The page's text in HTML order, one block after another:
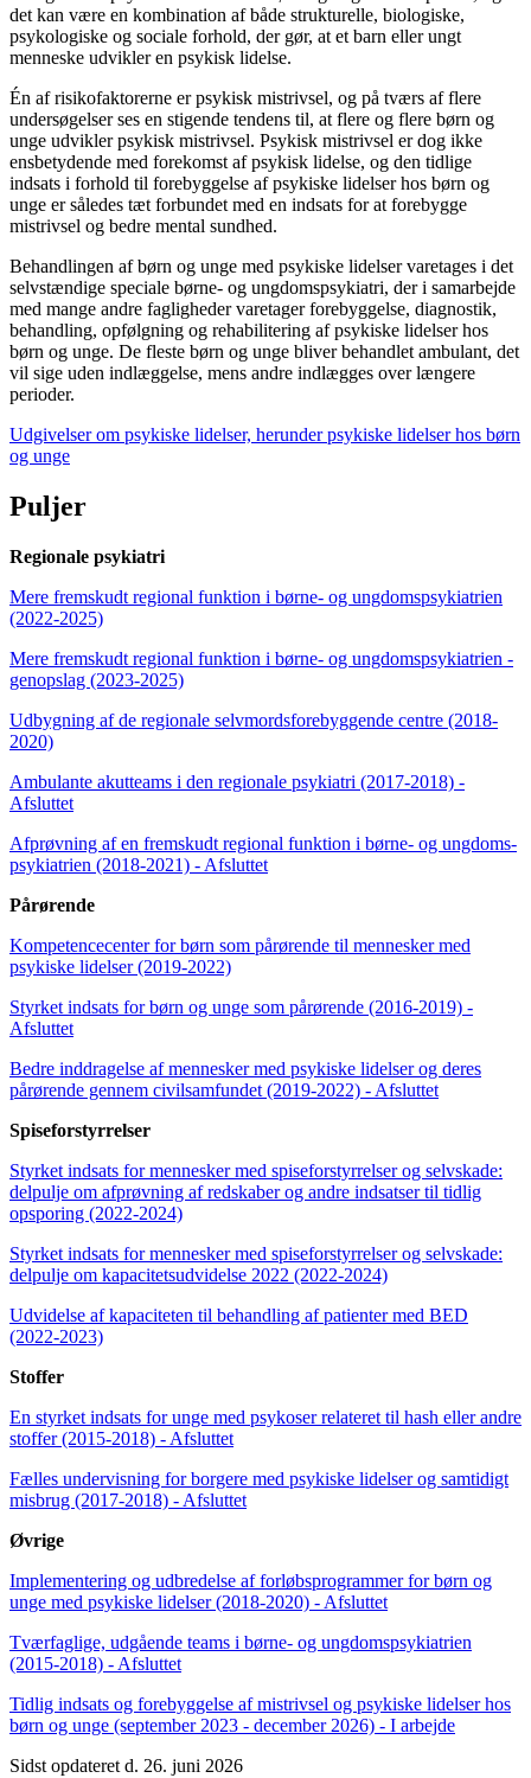
det kan være en kombination af både strukturelle, biologiske,
psykologiske og sociale forhold, der gør, at et barn eller ungt
menneske udvikler en psykisk lidelse.
Én af risikofaktorerne er psykisk mistrivsel, og på tværs af flere
undersøgelser ses en stigende tendens til, at flere og flere børn og
unge udvikler psykisk mistrivsel. Psykisk mistrivsel er dog ikke
ensbetydende med forekomst af psykisk lidelse, og den tidlige
indsats i forhold til forebyggelse af psykiske lidelser hos børn og
unge er således tæt forbundet med en indsats for at forebygge
mistrivsel og bedre mental sundhed.
Behandlingen af børn og unge med psykiske lidelser varetages i det
selvstændige speciale børne- og ungdomspsykiatri, der i samarbejde
med mange andre fagligheder varetager forebyggelse, diagnostik,
behandling, opfølgning og rehabilitering af psykiske lidelser hos
børn og unge. De fleste børn og unge bliver behandlet ambulant, det
vil sige uden indlæggelse, mens andre indlægges over længere
perioder.
Udgivelser om psykiske lidelser, herunder psykiske lidelser hos børn
og unge
Puljer
Regionale psykiatri
Mere fremskudt regional funktion i børne- og ungdoms­psykiatrien
(2022-2025)
Mere fremskudt regional funktion i børne- og ungdoms­psykiatrien -
genopslag (2023-2025)
Udbygning af de regionale selvmords­­forebyggende centre (2018-
2020)
Ambulante akutteams i den regionale psykiatri (2017-2018) -
Afsluttet
Afprøvning af en fremskudt regional funktion i børne- og ungdoms­
psykiatrien (2018-2021) - Afsluttet
Pårørende
Kompetence­center for børn som pårørende til mennesker med
psykiske lidelser (2019-2022)
Styrket indsats for børn og unge som pårørende (2016-2019) -
Afsluttet
Bedre inddragelse af mennesker med psykiske lidelser og deres
pårørende gennem civil­samfundet (2019-2022) - Afsluttet
Spiseforstyrrelser
Styrket indsats for mennesker med spiseforstyrrelser og selvskade:
delpulje om afprøvning af redskaber og andre indsatser til tidlig
opsporing (2022-2024)
Styrket indsats for mennesker med spiseforstyrrelser og selvskade:
delpulje om kapacitetsudvidelse 2022 (2022-2024)
Udvidelse af kapaciteten til behandling af patienter med BED
(2022-2023)
Stoffer
En styrket indsats for unge med psykoser relateret til hash eller andre
stoffer (2015-2018) - Afsluttet
Fælles undervisning for borgere med psykiske lidelser og samtidigt
misbrug (2017-2018) - Afsluttet
Øvrige
Implementering og udbredelse af forløbs­programmer for børn og
unge med psykiske lidelser (2018-2020) - Afsluttet
Tvær­faglige, udgående teams i børne- og ungdoms­psykiatrien
(2015-2018) - Afsluttet
Tidlig indsats og forebyggelse af mistrivsel og psykiske lidelser hos
børn og unge (september 2023 - december 2026) - I arbejde
Sidst opdateret d. 26. juni 2026